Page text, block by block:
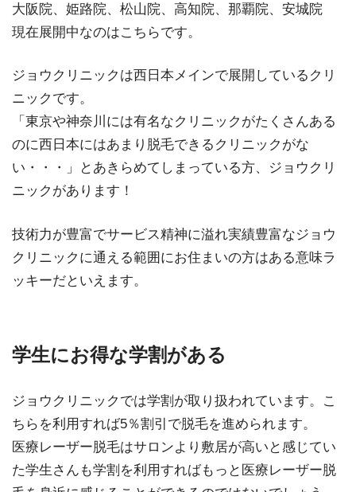
大阪院、姫路院、松山院、高知院、那覇院、安城院
現在展開中なのはこちらです。
ジョウクリニックは西日本メインで展開しているクリ
ニックです。
「東京や神奈川には有名なクリニックがたくさんある
のに西日本にはあまり脱毛できるクリニックがな
い・・・」とあきらめてしまっている方、ジョウクリ
ニックがあります！
技術力が豊富でサービス精神に溢れ実績豊富なジョウ
クリニックに通える範囲にお住まいの方はある意味ラ
ッキーだといえます。
学生にお得な学割がある
ジョウクリニックでは学割が取り扱われています。こ
ちらを利用すれば5％割引で脱毛を進められます。
医療レーザー脱毛はサロンより敷居が高いと感じてい
た学生さんも学割を利用すればもっと医療レーザー脱